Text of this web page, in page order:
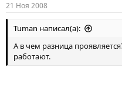
21 Ноя 2008
Tuman написал(а):
А в чем разница
работают.